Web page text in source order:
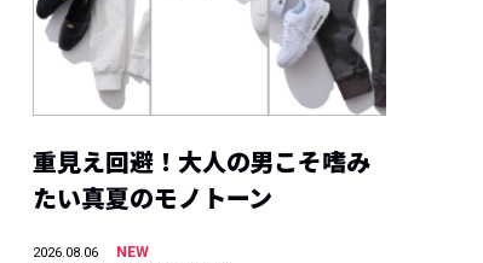
重見え回避！大人の男こそ嗜み
たい真夏のモノトーン
2026.08.06
NEW